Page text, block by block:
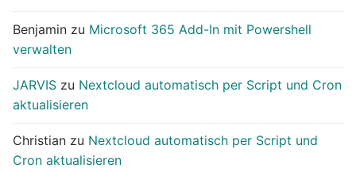
Benjamin zu Microsoft 365 Add-In mit Powershell
verwalten
JARVIS zu Nextcloud automatisch per Script und Cron
aktualisieren
Christian zu Nextcloud automatisch per Script und
Cron aktualisieren